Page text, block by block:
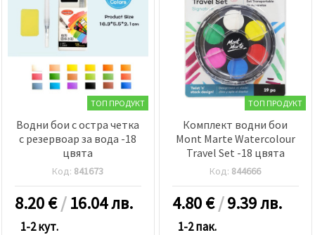
маркетинг.
се
съгласиш
използваме
като
натиснеш
"Приеми
предпочитанията
си в
"Настройки",
като
ТОП ПРОДУКТ
Водни бои с остра четка
с резервоар за вода -18
цвята
Код: 841673
8.20€/16.04 лв.
1-2 кут.
ТОП ПРОДУКТ
Комплект водни бои
Mont Marte Watercolour
Travel Set -18 цвята
Код: 844666
4.80€/9.39 лв.
1-2 пак.